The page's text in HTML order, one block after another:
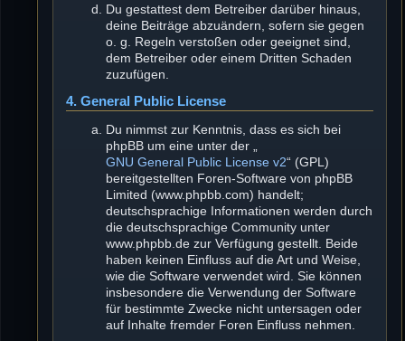
Du gestattest dem Betreiber darüber hinaus,
deine Beiträge abzuändern, sofern sie gegen
o. g. Regeln verstoßen oder geeignet sind,
dem Betreiber oder einem Dritten Schaden
zuzufügen.
4. General Public License
Du nimmst zur Kenntnis, dass es sich bei
phpBB um eine unter der „
GNU General Public License v2“ (GPL)
bereitgestellten Foren-Software von phpBB
Limited (www.phpbb.com) handelt;
deutschsprachige Informationen werden durch
die deutschsprachige Community unter
www.phpbb.de zur Verfügung gestellt. Beide
haben keinen Einfluss auf die Art und Weise,
wie die Software verwendet wird. Sie können
insbesondere die Verwendung der Software
für bestimmte Zwecke nicht untersagen oder
auf Inhalte fremder Foren Einfluss nehmen.